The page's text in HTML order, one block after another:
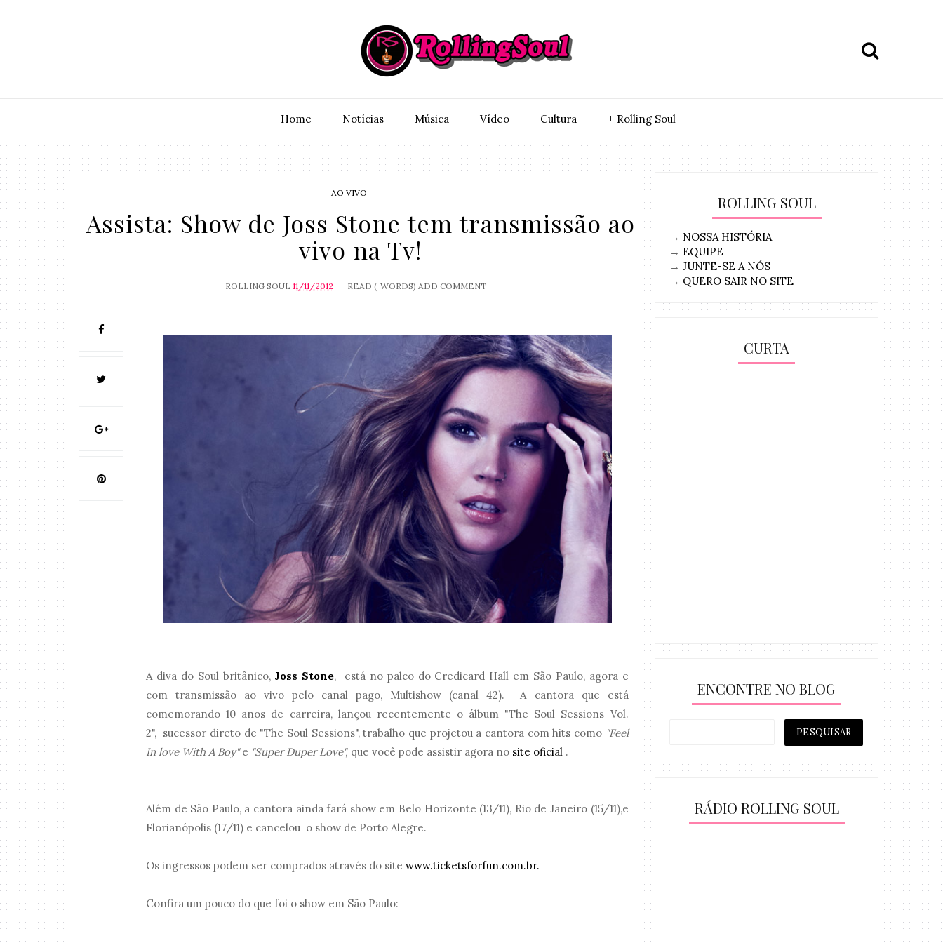
Home Notí­cias Música Vídeo Cultura + Rolling Soul
AO VIVO
Assista: Show de Joss Stone tem transmissão ao
vivo na Tv!
ROLLING SOUL11/11/2012 READ ( WORDS) ADD COMMENT
A diva do Soul britânico, Joss Stone, está no palco do Credicard Hall em São Paulo, agora e
com transmissão ao vivo pelo canal pago, Multishow (canal 42).A cantora que está
comemorando 10 anos de carreira, lançou recentemente o álbum "The Soul Sessions Vol.
2", sucessor direto de "The Soul Sessions", trabalho que projetou a cantora com hits como "Feel
In love With A Boy"e "Super Duper Love", que você pode assistir agora no site oficial .
Além de São Paulo, a cantora ainda fará show em Belo Horizonte (13/11), Rio de Janeiro (15/11),e
Florianópolis (17/11) e cancelou o show de Porto Alegre.
Os ingressos podem ser comprados através do sitewww.ticketsforfun.com.br.
Confira um pouco do que foi o show em São Paulo:
ROLLING SOUL
→ NOSSA HISTÓRIA
→ EQUIPE
→ JUNTE-SE A NÓS
→ QUERO SAIR NO SITE
CURTA
ENCONTRE NO BLOG
RÁDIO ROLLING SOUL